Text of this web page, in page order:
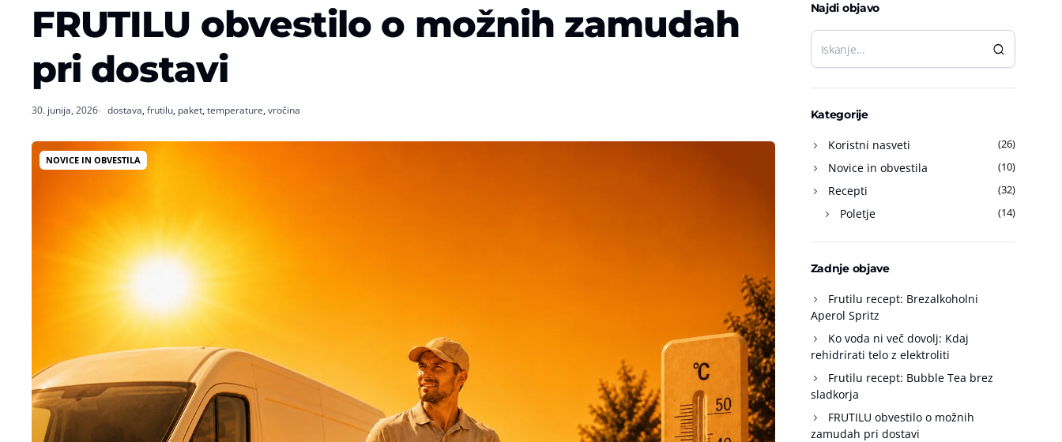
FRUTILU obvestilo o možnih zamudah
pri dostavi
30. junija, 2026 dostava,frutilu, paket,temperature,vročina
NOVICE IN OBVESTILA
Najdi objavo
Kategorije
Koristni nasveti (26)
Novice in obvestila (10)
Recepti (32)
Poletje (14)
Zadnje objave
Frutilu recept: Brezalkoholni
Aperol Spritz
Ko voda ni več dovolj: Kdaj
rehidrirati telo z elektroliti
Frutilu recept: Bubble Tea brez
sladkorja
FRUTILU obvestilo o možnih
zamudah pri dostavi